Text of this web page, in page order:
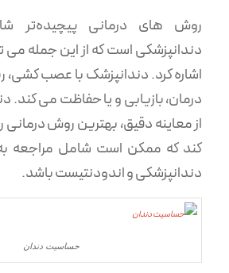
روش های درمانی پیچیده‌تر
دندانپزشکی است که از این جمله
اشاره کرد. دندانپزشک با عصب کشی،
درمان، بازیابی و یا حفاظت می
از معاینه دقیق، بهترین روش
کند که ممکن است شامل مراجعه
دندانپزشکی و اندودنتیست باشد.
حساسیت دندان